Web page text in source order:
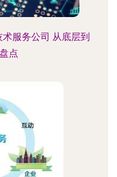
服务公司 从底层到
点